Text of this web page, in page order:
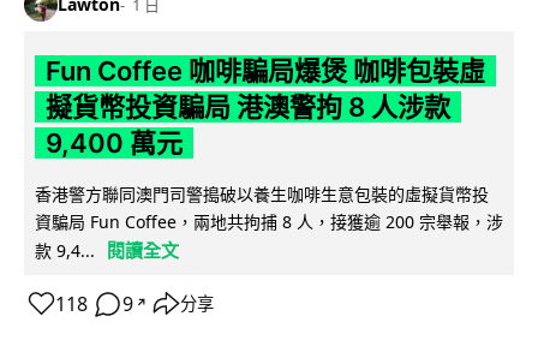
1 日
Fun Coffee 咖啡騙局爆煲 咖啡包裝虛
擬貨幣投資騙局 港澳警拘 8 人涉款
9,400 萬元
香港警方聯同澳門司警搗破以養生咖啡生意包裝的虛擬貨幣投
資騙局 Fun Coffee，兩地共拘捕 8 人，接獲逾 200 宗舉報，涉
款 9,4...
閱讀全文
118 9 ↗ 分享